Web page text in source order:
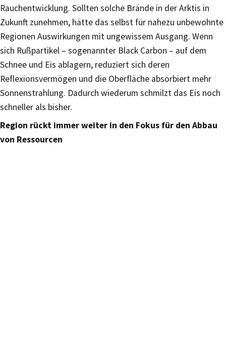
Rauchentwicklung. Sollten solche Brände in der Arktis in
Zukunft zunehmen, hätte das selbst für nahezu unbewohnte
Regionen Auswirkungen mit ungewissem Ausgang. Wenn
sich Rußpartikel – sogenannter Black Carbon – auf dem
Schnee und Eis ablagern, reduziert sich deren
Reflexionsvermögen und die Oberfläche absorbiert mehr
Sonnenstrahlung. Dadurch wiederum schmilzt das Eis noch
schneller als bisher.
Region rückt immer weiter in den Fokus für den Abbau
von Ressourcen